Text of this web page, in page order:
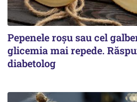
Pepenele roșu sau cel
glicemia mai repede.
diabetolog